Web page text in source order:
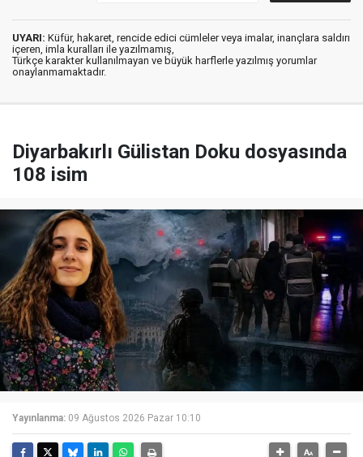
UYARI: Küfür, hakaret, rencide edici cümleler veya imalar, inançlara saldırı
içeren, imla kuralları ile yazılmamış,
Türkçe karakter kullanılmayan ve büyük harflerle yazılmış yorumlar
onaylanmamaktadır.
Diyarbakırlı Gülistan Doku dosyasında
108 isim
Yayınlanma: 09 Ağustos 2026 Pazar 10:10